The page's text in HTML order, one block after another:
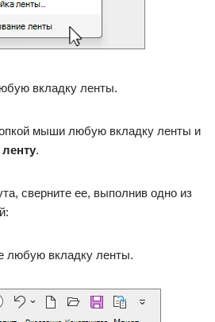
вкладку ленты.
мыши любую вкладку ленты и
.
сверните ее, выполнив одно из
любую вкладку ленты.